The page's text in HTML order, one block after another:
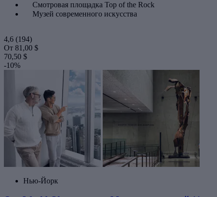
Смотровая площадка Top of the Rock
Музей современного искусства
4,6 (194)
От 81,00 $
70,50 $
-10%
Нью-Йорк